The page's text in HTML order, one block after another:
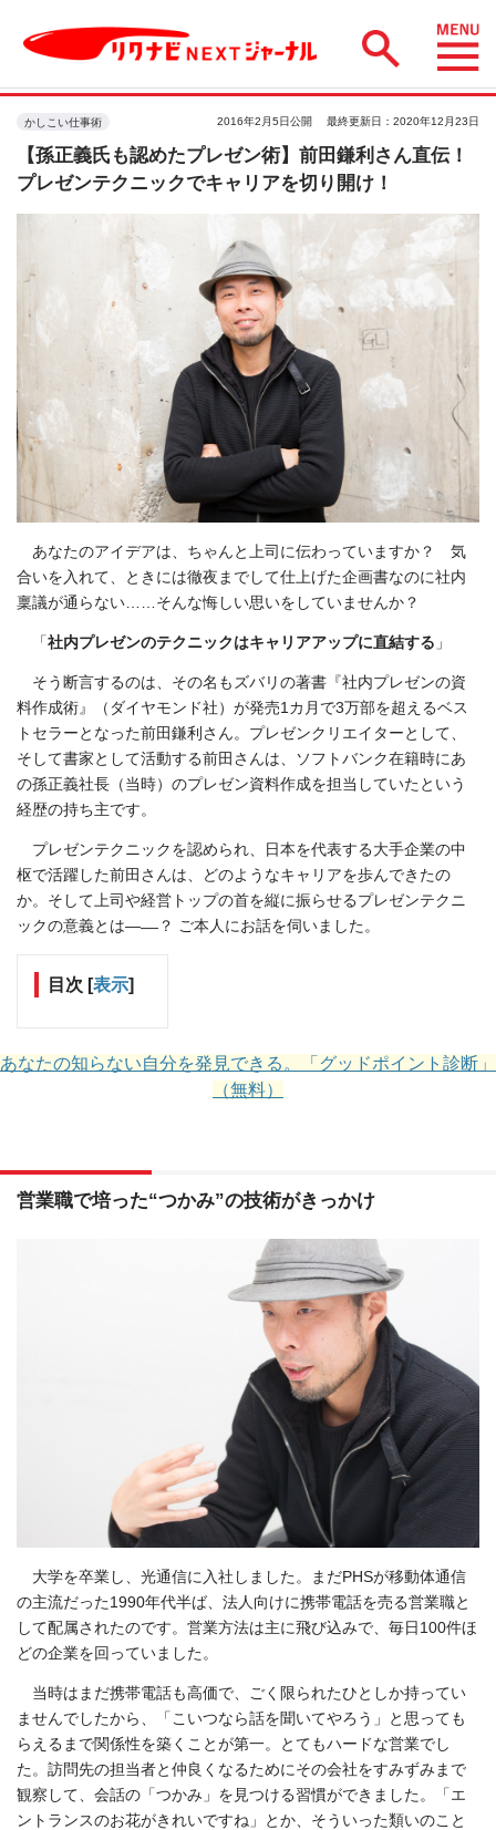
かしこい仕事術 2016年2月5日公開 最終更新日：2020年12月23日
【孫正義氏も認めたプレゼン術】前田鎌利さん直伝！
プレゼンテクニックでキャリアを切り開け！
あなたのアイデアは、ちゃんと上司に伝わっていますか？ 気
合いを入れて、ときには徹夜までして仕上げた企画書なのに社内
稟議が通らない……そんな悔しい思いをしていませんか？
「社内プレゼンのテクニックはキャリアアップに直結する 」
そう断言するのは、その名もズバリの著書『社内プレゼンの資
料作成術』（ダイヤモンド社）が発売1カ月で3万部を超えるベス
トセラーとなった前田鎌利さん。プレゼンクリエイターとして、
そして書家として活動する前田さんは、ソフトバンク在籍時にあ
の孫正義社長（当時）のプレゼン資料作成を担当していたという
経歴の持ち主です。
プレゼンテクニックを認められ、日本を代表する大手企業の中
枢で活躍した前田さんは、どのようなキャリアを歩んできたの
か。そして上司や経営トップの首を縦に振らせるプレゼンテクニ
ックの意義とは―― ？ ご本人にお話を伺いました。
目次 [表示]
あなたの知らない自分を発見できる。「グッドポイント診断」
（無料）
営業職で培った“つかみ”の技術がきっかけ
大学を卒業し、光通信に入社しました。まだPHSが移動体通信
の主流だった1990年代半ば、法人向けに携帯電話を売る営業職と
して配属されたのです。営業方法は主に飛び込みで、毎日100件ほ
どの企業を回っていました。
当時はまだ携帯電話も高価で、ごく限られたひとしか持ってい
ませんでしたから、「こいつなら話を聞いてやろう」と思っても
らえるまで関係性を築くことが第一。とてもハードな営業でし
た。訪問先の担当者と仲良くなるためにその会社をすみずみまで
観察して、会話の「つかみ」を見つける習慣ができました。「エ
ントランスのお花がきれいですね」とか、そういった類いのこと